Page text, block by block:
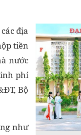
địa
tiền
nước
phí
Bộ
như